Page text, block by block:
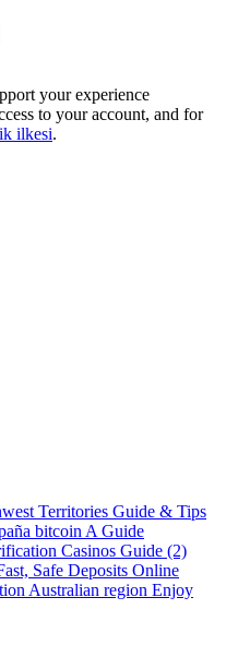
your experience
to your account, and for
ilkesi.
Territories Guide & Tips
bitcoin A Guide
Casinos Guide (2)
Safe Deposits Online
Australian region Enjoy